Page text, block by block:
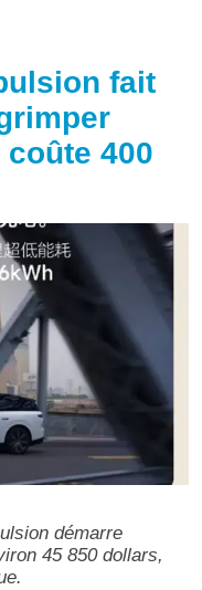
fait
400
démarre
45 850 dollars,